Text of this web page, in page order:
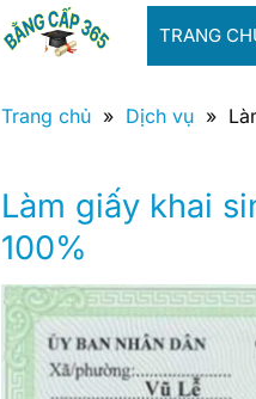
TRANG
Trang chủ » Dịch vụ »
Làm giấy khai
100%